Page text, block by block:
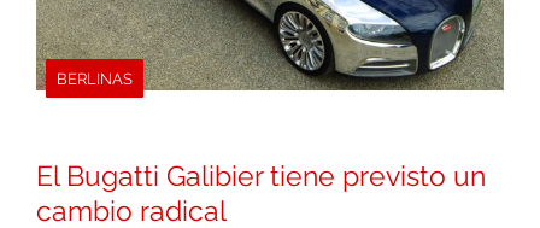
BERLINAS
El Bugatti Galibier tiene previsto un
cambio radical